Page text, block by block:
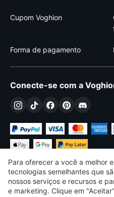
Cupom Voghion
Forma de pagamento
Conecte-se com a
€ EUR
Para oferecer a você a melhor
tecnologias semelhantes que
nossos serviços e recursos e
e marketing. Clique em